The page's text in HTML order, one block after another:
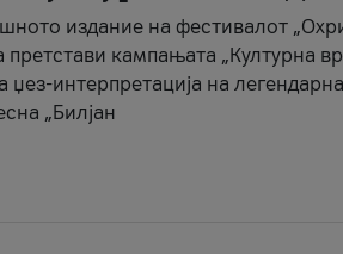
издание на фестивалот
претстави кампањата „Културна
џез-интерпретација на
„Билјан